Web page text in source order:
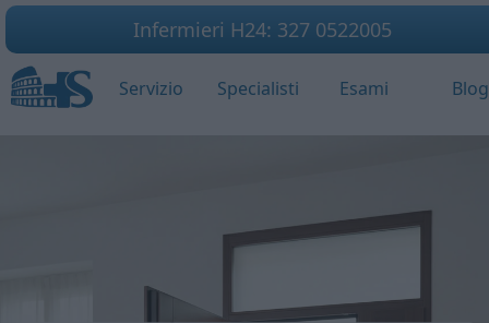
Infermieri H24: 327 0522005
Servizio Specialisti Esami Blog